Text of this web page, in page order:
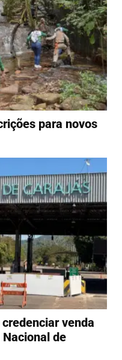
para novos
venda
de